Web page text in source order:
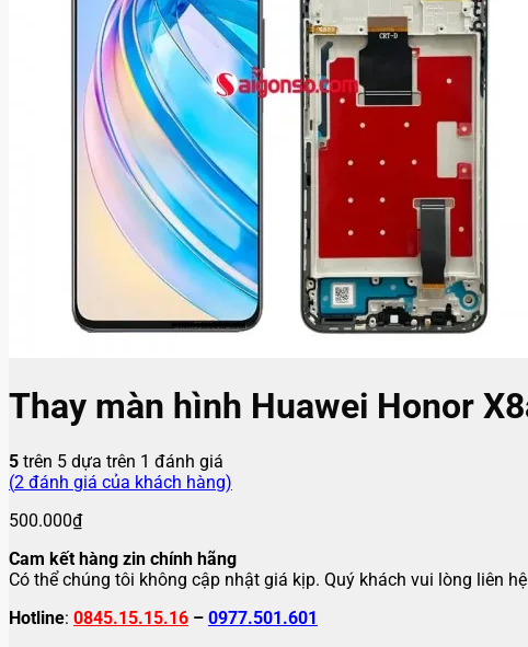
Thay màn hình Huawei Honor
5 trên 5 dựa trên 1 đánh giá
(2 đánh giá của khách hàng)
500.000₫
Cam kết hàng zin chính hãng
Có thể chúng tôi không cập nhật giá kịp. Quý khách vui lòng liên
Hotline: 0845.15.15.16 – 0977.501.601